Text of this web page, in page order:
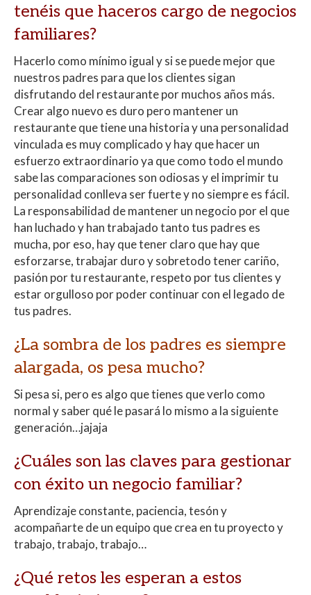
tenéis que haceros cargo de negocios
familiares?
Hacerlo como mínimo igual y si se puede mejor que
nuestros padres para que los clientes sigan
disfrutando del restaurante por muchos años más.
Crear algo nuevo es duro pero mantener un
restaurante que tiene una historia y una personalidad
vinculada es muy complicado y hay que hacer un
esfuerzo extraordinario ya que como todo el mundo
sabe las comparaciones son odiosas y el imprimir tu
personalidad conlleva ser fuerte y no siempre es fácil.
La responsabilidad de mantener un negocio por el que
han luchado y han trabajado tanto tus padres es
mucha, por eso, hay que tener claro que hay que
esforzarse, trabajar duro y sobretodo tener cariño,
pasión por tu restaurante, respeto por tus clientes y
estar orgulloso por poder continuar con el legado de
tus padres.
¿La sombra de los padres es siempre
alargada, os pesa mucho?
Si pesa si, pero es algo que tienes que verlo como
normal y saber qué le pasará lo mismo a la siguiente
generación…jajaja
¿Cuáles son las claves para gestionar
con éxito un negocio familiar?
Aprendizaje constante, paciencia, tesón y
acompañarte de un equipo que crea en tu proyecto y
trabajo, trabajo, trabajo…
¿Qué retos les esperan a estos